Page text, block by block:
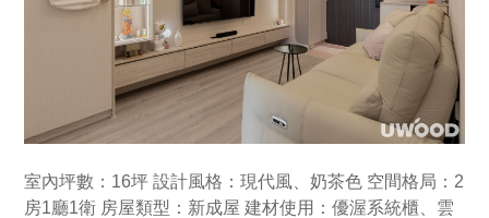
室內坪數：16坪 設計風格：現代風、奶茶色 空間格局：2
房1廳1衛 房屋類型：新成屋 建材使用：優渥系統櫃、雲